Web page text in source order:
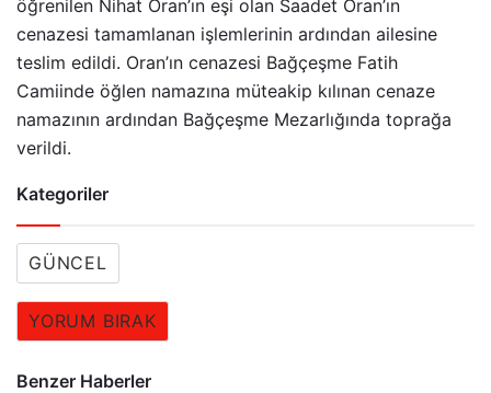
öğrenilen Nihat Oran’ın eşi olan Saadet Oran’ın
cenazesi tamamlanan işlemlerinin ardından ailesine
teslim edildi. Oran’ın cenazesi Bağçeşme Fatih
Camiinde öğlen namazına müteakip kılınan cenaze
namazının ardından Bağçeşme Mezarlığında toprağa
verildi.
Kategoriler
GÜNCEL
YORUM BIRAK
Benzer Haberler